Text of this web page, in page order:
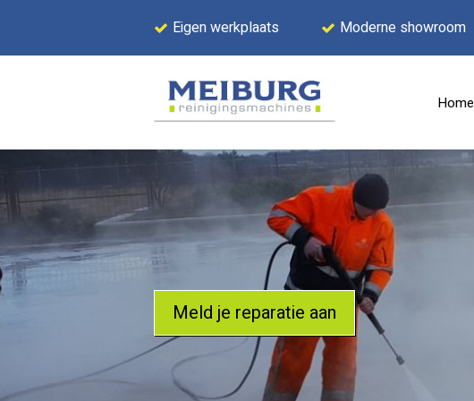
Eigen werkplaats Moderne showroom
Home
Meld je reparatie aan